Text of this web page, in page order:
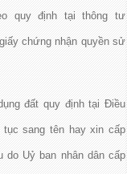
quy định tại thông tư
chứng nhận quyền sử
đất quy định tại Điều
sang tên hay xin cấp
do Uỷ ban nhân dân cấp